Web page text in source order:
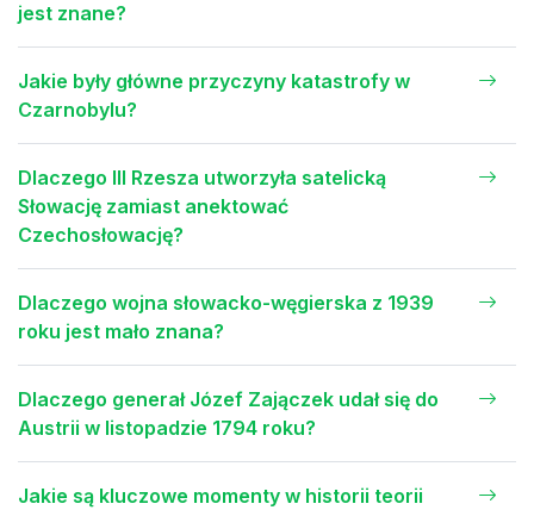
jest znane?
Jakie były główne przyczyny katastrofy w
Czarnobylu?
Dlaczego III Rzesza utworzyła satelicką
Słowację zamiast anektować
Czechosłowację?
Dlaczego wojna słowacko-węgierska z 1939
roku jest mało znana?
Dlaczego generał Józef Zajączek udał się do
Austrii w listopadzie 1794 roku?
Jakie są kluczowe momenty w historii teorii